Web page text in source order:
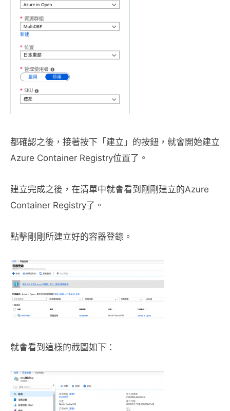
都確認之後，接著按下「建立」的按鈕，就會開始建立
Azure Container Registry位置了。
建立完成之後，在清單中就會看到剛剛建立的Azure
Container Registry了。
點擊剛剛所建立好的容器登錄。
就會看到這樣的截圖如下：